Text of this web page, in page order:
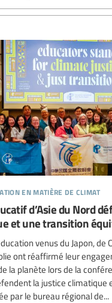
en matière de climat
d’Asie du Nord
et une transition
venus du Japon, de
ont réaffirmé leur
la planète lors de la
la justice climatique
par le bureau régional de...